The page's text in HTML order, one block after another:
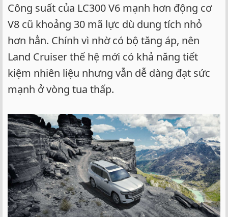
Công suất của LC300 V6 mạnh hơn động cơ
V8 cũ khoảng 30 mã lực dù dung tích nhỏ
hơn hẳn. Chính vì nhờ có bộ tăng áp, nên
Land Cruiser thế hệ mới có khả năng tiết
kiệm nhiên liệu nhưng vẫn dễ dàng đạt sức
mạnh ở vòng tua thấp.